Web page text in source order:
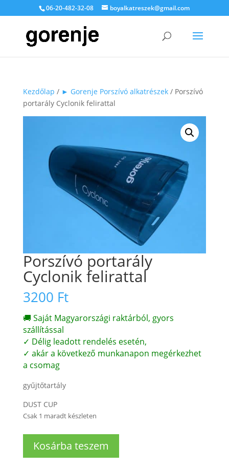
06-20-482-32-08 boyalkatreszek@gmail.com
Kezdőlap / ► Gorenje Porszívó alkatrészek/ Porszívó
portarály Cyclonik felirattal
Porszívó portarály
Cyclonik felirattal
3200 Ft
🚚 Saját Magyarországi raktárból, gyors
szállítással
✓ Délig leadott rendelés esetén,
✓ akár a következő munkanapon megérkezhet
a csomag
gyűjtőtartály
DUST CUP
Csak 1 maradt készleten
portarály
Kosárba teszem